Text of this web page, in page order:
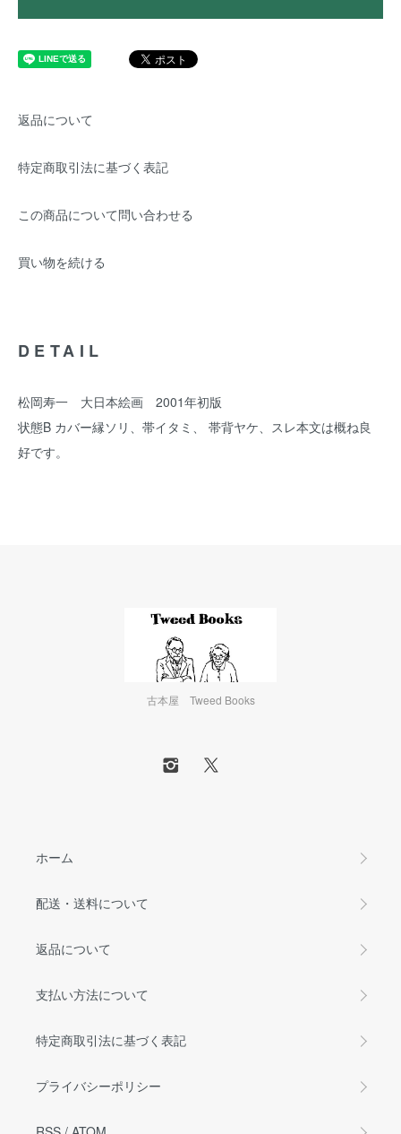
返品について
特定商取引法に基づく表記
この商品について問い合わせる
買い物を続ける
DETAIL
松岡寿一 大日本絵画 2001年初版
状態B カバー縁ソリ、帯イタミ、 帯背ヤケ、スレ本文は概ね良
好です。
古本屋 Tweed Books
ホーム
配送・送料について
返品について
支払い方法について
特定商取引法に基づく表記
プライバシーポリシー